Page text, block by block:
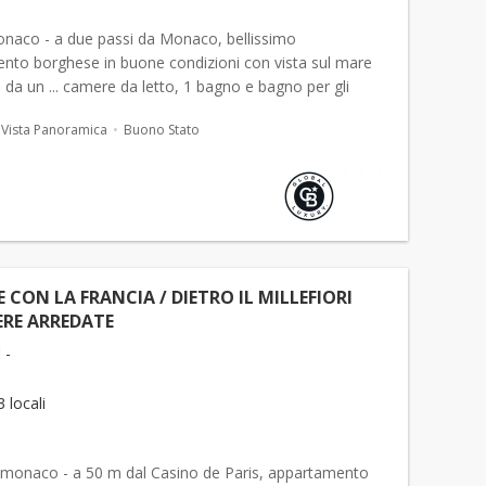
- a due passi da Monaco, bellissimo
borghese in buone condizioni con vista sul mare
un ... camere da letto, 1 bagno e bagno per gli
(affitto...
Vista Panoramica Buono Stato
CON LA FRANCIA / DIETRO IL MILLEFIORI
ARREDATE
-
locali
- a 50 m dal Casino de Paris, appartamento